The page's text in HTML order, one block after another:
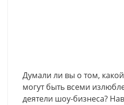
Думали ли вы о том,
могут быть всеми
деятели шоу-бизнеса?